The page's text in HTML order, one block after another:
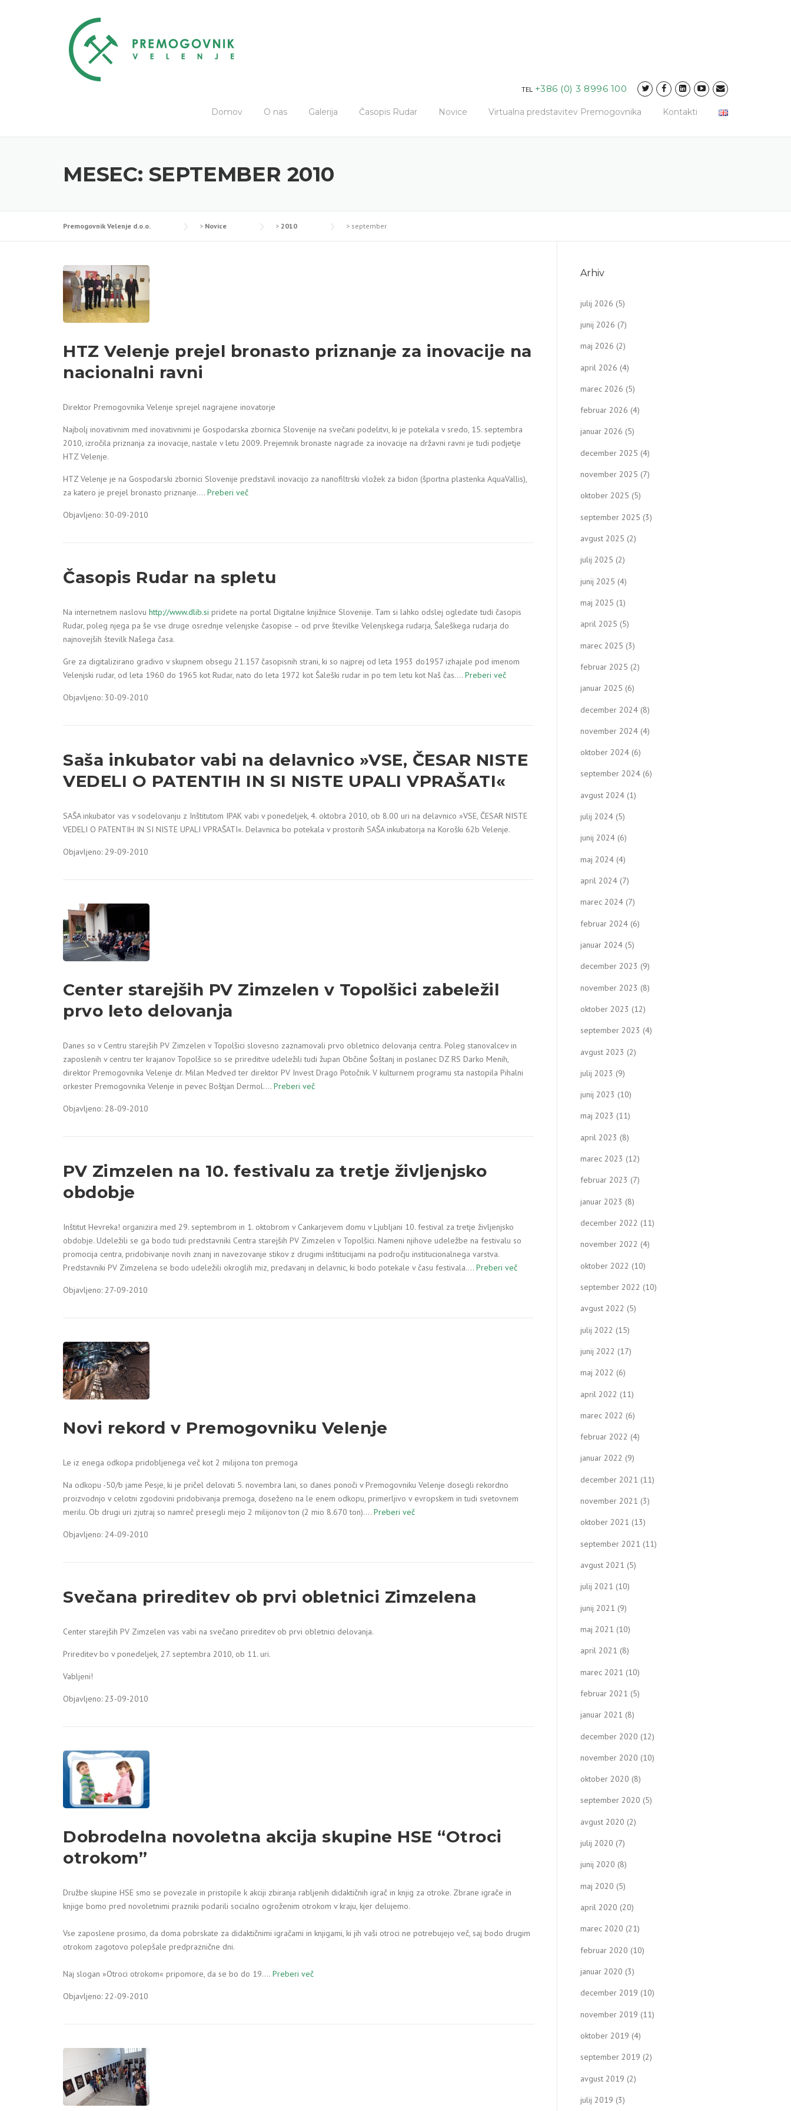
TEL +386 (0) 3 8996 100
Domov O nas Galerija Časopis Rudar Novice Virtualna predstavitev Premogovnika Kontakti
MESEC: SEPTEMBER 2010
Premogovnik Velenje d.o.o. > Novice > 2010 > september
HTZ Velenje prejel bronasto priznanje za inovacije na
nacionalni ravni
Direktor Premogovnika Velenje sprejel nagrajene inovatorje
Najbolj inovativnim med inovativnimi je Gospodarska zbornica Slovenije na svečani podelitvi, ki je potekala v sredo, 15. septembra
2010, izročila priznanja za inovacije, nastale v letu 2009. Prejemnik bronaste nagrade za inovacije na državni ravni je tudi podjetje
HTZ Velenje.
HTZ Velenje je na Gospodarski zbornici Slovenije predstavil inovacijo za nanofiltrski vložek za bidon (športna plastenka AquaVallis),
za katero je prejel bronasto priznanje.… Preberi več
Objavljeno: 30-09-2010
Časopis Rudar na spletu
Na internetnem naslovu http://www.dlib.si pridete na portal Digitalne knjižnice Slovenije. Tam si lahko odslej ogledate tudi časopis
Rudar, poleg njega pa še vse druge osrednje velenjske časopise – od prve številke Velenjskega rudarja, Šaleškega rudarja do
najnovejših številk Našega časa.
Gre za digitalizirano gradivo v skupnem obsegu 21.157 časopisnih strani, ki so najprej od leta 1953 do1957 izhajale pod imenom
Velenjski rudar, od leta 1960 do 1965 kot Rudar, nato do leta 1972 kot Šaleški rudar in po tem letu kot Naš čas.… Preberi več
Objavljeno: 30-09-2010
Saša inkubator vabi na delavnico »VSE, ČESAR NISTE
VEDELI O PATENTIH IN SI NISTE UPALI VPRAŠATI«
SAŠA inkubator vas v sodelovanju z Inštitutom IPAK vabi v ponedeljek, 4. oktobra 2010, ob 8.00 uri na delavnico »VSE, ČESAR NISTE
VEDELI O PATENTIH IN SI NISTE UPALI VPRAŠATI«. Delavnica bo potekala v prostorih SAŠA inkubatorja na Koroški 62b Velenje.
Objavljeno: 29-09-2010
Center starejših PV Zimzelen v Topolšici zabeležil
prvo leto delovanja
Danes so v Centru starejših PV Zimzelen v Topolšici slovesno zaznamovali prvo obletnico delovanja centra. Poleg stanovalcev in
zaposlenih v centru ter krajanov Topolšice so se prireditve udeležili tudi župan Občine Šoštanj in poslanec DZ RS Darko Menih,
direktor Premogovnika Velenje dr. Milan Medved ter direktor PV Invest Drago Potočnik. V kulturnem programu sta nastopila Pihalni
orkester Premogovnika Velenje in pevec Boštjan Dermol.… Preberi več
Objavljeno: 28-09-2010
PV Zimzelen na 10. festivalu za tretje življenjsko
obdobje
Inštitut Hevreka! organizira med 29. septembrom in 1. oktobrom v Cankarjevem domu v Ljubljani 10. festival za tretje življenjsko
obdobje. Udeležili se ga bodo tudi predstavniki Centra starejših PV Zimzelen v Topolšici. Nameni njihove udeležbe na festivalu so
promocija centra, pridobivanje novih znanj in navezovanje stikov z drugimi inštitucijami na področju institucionalnega varstva.
Predstavniki PV Zimzelena se bodo udeležili okroglih miz, predavanj in delavnic, ki bodo potekale v času festivala.… Preberi več
Objavljeno: 27-09-2010
Novi rekord v Premogovniku Velenje
Le iz enega odkopa pridobljenega več kot 2 milijona ton premoga
Na odkopu -50/b jame Pesje, ki je pričel delovati 5. novembra lani, so danes ponoči v Premogovniku Velenje dosegli rekordno
proizvodnjo v celotni zgodovini pridobivanja premoga, doseženo na le enem odkopu, primerljivo v evropskem in tudi svetovnem
merilu. Ob drugi uri zjutraj so namreč presegli mejo 2 milijonov ton (2 mio 8.670 ton).… Preberi več
Objavljeno: 24-09-2010
Svečana prireditev ob prvi obletnici Zimzelena
Center starejših PV Zimzelen vas vabi na svečano prireditev ob prvi obletnici delovanja.
Prireditev bo v ponedeljek, 27. septembra 2010, ob 11. uri.
Vabljeni!
Objavljeno: 23-09-2010
Dobrodelna novoletna akcija skupine HSE “Otroci
otrokom”
Družbe skupine HSE smo se povezale in pristopile k akciji zbiranja rabljenih didaktičnih igrač in knjig za otroke. Zbrane igrače in
knjige bomo pred novoletnimi prazniki podarili socialno ogroženim otrokom v kraju, kjer delujemo.
Vse zaposlene prosimo, da doma pobrskate za didaktičnimi igračami in knjigami, ki jih vaši otroci ne potrebujejo več, saj bodo drugim
otrokom zagotovo polepšale predpraznične dni.
Naj slogan »Otroci otrokom« pripomore, da se bo do 19.… Preberi več
Objavljeno: 22-09-2010
Arhiv
julij 2026 (5)
junij 2026 (7)
maj 2026 (2)
april 2026 (4)
marec 2026 (5)
februar 2026 (4)
januar 2026 (5)
december 2025 (4)
november 2025 (7)
oktober 2025 (5)
september 2025 (3)
avgust 2025 (2)
julij 2025 (2)
junij 2025 (4)
maj 2025 (1)
april 2025 (5)
marec 2025 (3)
februar 2025 (2)
januar 2025 (6)
december 2024 (8)
november 2024 (4)
oktober 2024 (6)
september 2024 (6)
avgust 2024 (1)
julij 2024 (5)
junij 2024 (6)
maj 2024 (4)
april 2024 (7)
marec 2024 (7)
februar 2024 (6)
januar 2024 (5)
december 2023 (9)
november 2023 (8)
oktober 2023 (12)
september 2023 (4)
avgust 2023 (2)
julij 2023 (9)
junij 2023 (10)
maj 2023 (11)
april 2023 (8)
marec 2023 (12)
februar 2023 (7)
januar 2023 (8)
december 2022 (11)
november 2022 (4)
oktober 2022 (10)
september 2022 (10)
avgust 2022 (5)
julij 2022 (15)
junij 2022 (17)
maj 2022 (6)
april 2022 (11)
marec 2022 (6)
februar 2022 (4)
januar 2022 (9)
december 2021 (11)
november 2021 (3)
oktober 2021 (13)
september 2021 (11)
avgust 2021 (5)
julij 2021 (10)
junij 2021 (9)
maj 2021 (10)
april 2021 (8)
marec 2021 (10)
februar 2021 (5)
januar 2021 (8)
december 2020 (12)
november 2020 (10)
oktober 2020 (8)
september 2020 (5)
avgust 2020 (2)
julij 2020 (7)
junij 2020 (8)
maj 2020 (5)
april 2020 (20)
marec 2020 (21)
februar 2020 (10)
januar 2020 (3)
december 2019 (10)
november 2019 (11)
oktober 2019 (4)
september 2019 (2)
avgust 2019 (2)
julij 2019 (3)